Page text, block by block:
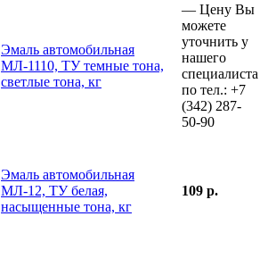
Эмаль автомобильная
МЛ-1110, ТУ темные тона,
светлые тона, кг
— Цену Вы
можете
уточнить у
нашего
специалиста
по тел.: +7
(342) 287-
50-90
Эмаль автомобильная
МЛ-12, ТУ белая,
насыщенные тона, кг
109 р.